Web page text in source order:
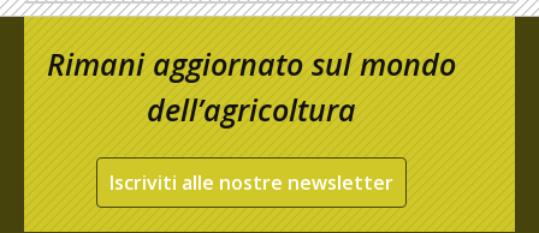
Rimani aggiornato sul mondo
dell’agricoltura
Iscriviti alle nostre newsletter